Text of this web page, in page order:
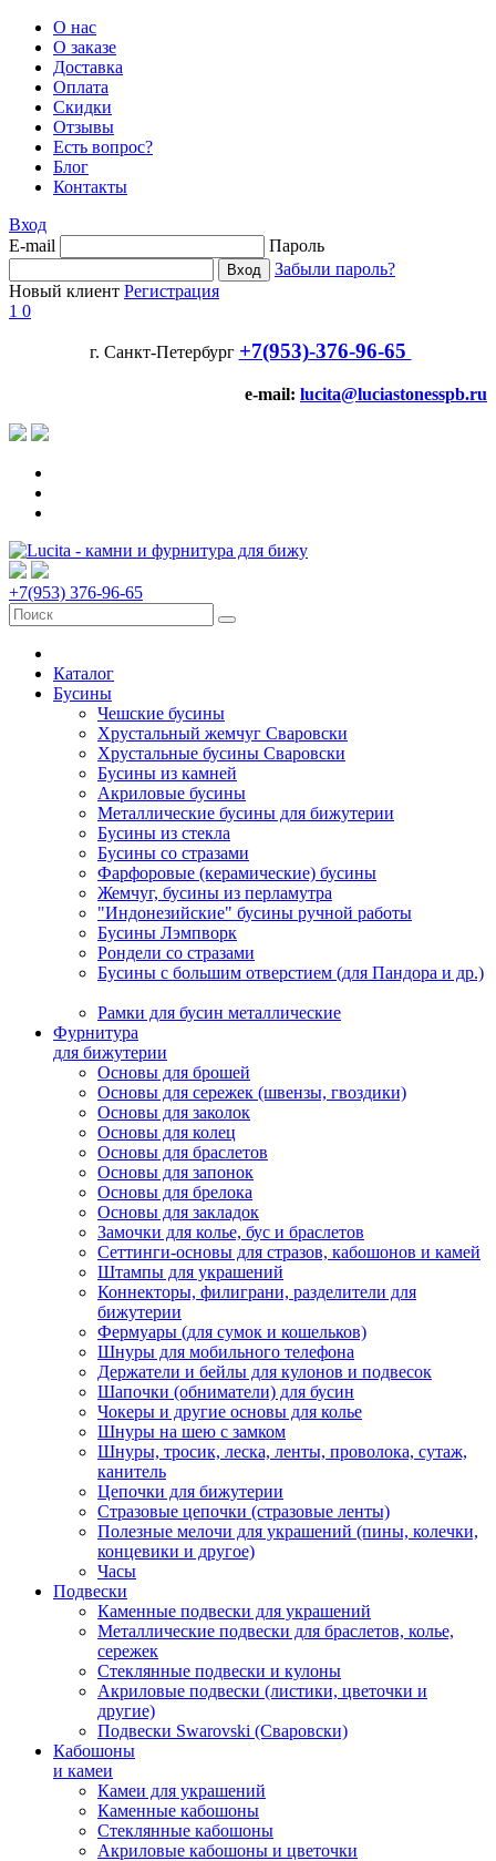
О нас
О заказе
Доставка
Оплата
Скидки
Отзывы
Есть вопрос?
Блог
Контакты
Вход
E-mail
Пароль
Забыли пароль?
Новый клиент Регистрация
1 0
г. Санкт-Петербург +7(953)-376-96-65
e-mail: lucita@luciastonesspb.ru
+7(953) 376-96-65
Каталог
Бусины
Чешские бусины
Хрустальный жемчуг Сваровски
Хрустальные бусины Сваровски
Бусины из камней
Акриловые бусины
Металлические бусины для бижутерии
Бусины из стекла
Бусины со стразами
Фарфоровые (керамические) бусины
Жемчуг, бусины из перламутра
"Индонезийские" бусины ручной работы
Бусины Лэмпворк
Рондели со стразами
Бусины с большим отверстием (для Пандора и др.)
Рамки для бусин металлические
Фурнитура
для бижутерии
Основы для брошей
Основы для сережек (швензы, гвоздики)
Основы для заколок
Основы для колец
Основы для браслетов
Основы для запонок
Основы для брелока
Основы для закладок
Замочки для колье, бус и браслетов
Сеттинги-основы для стразов, кабошонов и камей
Штампы для украшений
Коннекторы, филиграни, разделители для
бижутерии
Фермуары (для сумок и кошельков)
Шнуры для мобильного телефона
Держатели и бейлы для кулонов и подвесок
Шапочки (обниматели) для бусин
Чокеры и другие основы для колье
Шнуры на шею с замком
Шнуры, тросик, леска, ленты, проволока, сутаж,
канитель
Цепочки для бижутерии
Стразовые цепочки (стразовые ленты)
Полезные мелочи для украшений (пины, колечки,
концевики и другое)
Часы
Подвески
Каменные подвески для украшений
Металлические подвески для браслетов, колье,
сережек
Стеклянные подвески и кулоны
Акриловые подвески (листики, цветочки и
другие)
Подвески Swarovski (Сваровски)
Кабошоны
и камеи
Камеи для украшений
Каменные кабошоны
Стеклянные кабошоны
Акриловые кабошоны и цветочки